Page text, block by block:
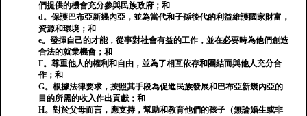
們提供的機會充分參與民族政府；和
d。保護巴布亞新幾內亞，並為當代和子孫後代的利益維護國家財富，
資源和環境；和
e。發揮自己的才能，從事對社會有益的工作，並在必要時為他們創造
合法的就業機會；和
F。尊重他人的權利和自由，並為了相互依存和團結而與他人充分合
作；和
G。根據法律要求，按照其手段為促進民族發展和巴布亞新幾內亞的
目的所需的收入作出貢獻；和
H。對於父母而言，應支持，幫助和教育他們的孩子（無論婚生或非